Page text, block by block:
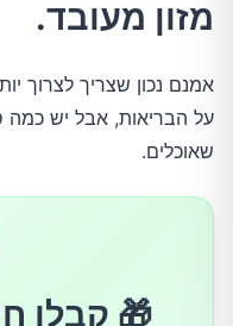
3.שעועית אדומה יבשה
מזון מעובד.
אמנם נכון שצריך לצרוך
על הבריאות, אבל יש כמה
שאוכלים.